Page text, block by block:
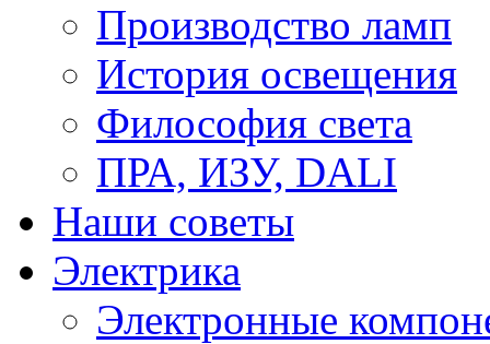
Производство ламп
История освещения
Философия света
ПРА, ИЗУ, DALI
Наши советы
Электрика
Электронные